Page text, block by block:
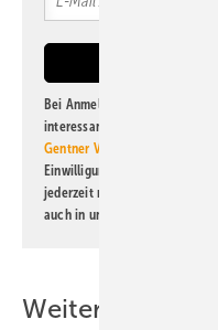
Bei Anmeldung zu diesem
interessante Verlags- und
Gentner Verlag GmbH & Co. KG
Einwilligung kann ich
jederzeit möglich.
auch in unserer
Weitere Inhalte